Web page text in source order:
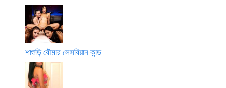
শাশুড়ি বৌমার লেসবিয়ান কান্ড